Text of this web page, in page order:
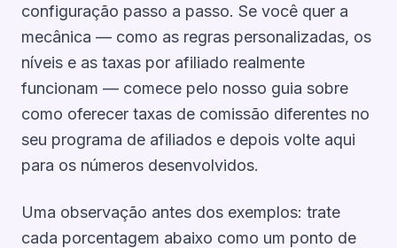
configuração passo a passo. Se você quer a
mecânica — como as regras personalizadas, os
níveis e as taxas por afiliado realmente
funcionam — comece pelo nosso guia sobre
como oferecer taxas de comissão diferentes no
seu programa de afiliados e depois volte aqui
para os números desenvolvidos.
Uma observação antes dos exemplos: trate
cada porcentagem abaixo como um ponto de